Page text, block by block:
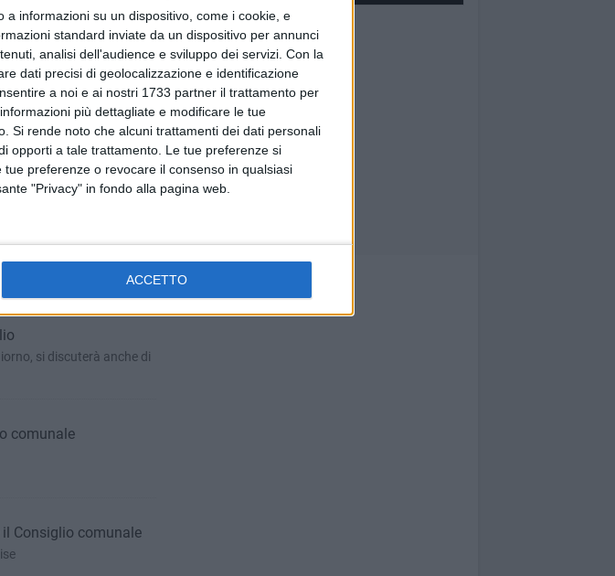
a informazioni su un dispositivo, come i cookie, e
standard inviate da un dispositivo per annunci
analisi dell'audience e sviluppo dei servizi. Con la
dati precisi di geolocalizzazione e identificazione
a noi e ai nostri 1733 partner il trattamento per
più dettagliate e modificare le tue
Si rende noto che alcuni trattamenti dei dati personali
opporti a tale trattamento. Le tue preferenze si
preferenze o revocare il consenso in qualsiasi
"Privacy" in fondo alla pagina web.
ACCETTO
del 20 dicembre
Corato e Terlizzi
utili per prevenire e
comunale di Terlizzi
Sigrisi
si discuterà anche di
comunale
Consiglio comunale